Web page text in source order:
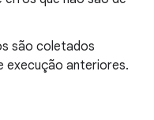
são coletados
execução anteriores.